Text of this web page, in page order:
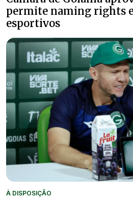
permite naming rights
esportivos
À DISPOSIÇÃO